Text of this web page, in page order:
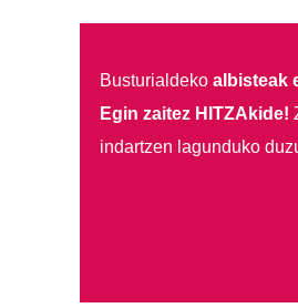
Busturialdeko albisteak
Egin zaitez HITZAkide!
indartzen lagunduko